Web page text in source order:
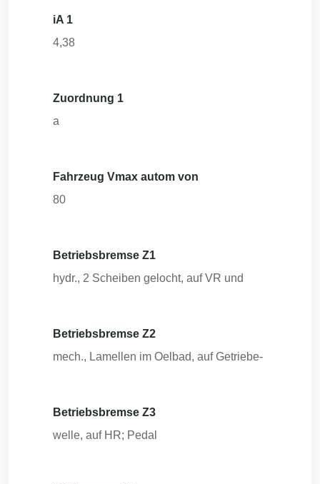
iA 1
4,38
Zuordnung 1
a
Fahrzeug Vmax autom von
80
Betriebsbremse Z1
hydr., 2 Scheiben gelocht, auf VR und
Betriebsbremse Z2
mech., Lamellen im Oelbad, auf Getriebe-
Betriebsbremse Z3
welle, auf HR; Pedal